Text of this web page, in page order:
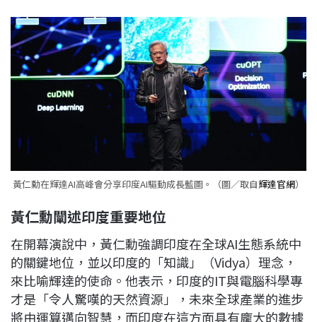
黃仁勳在輝達AI高峰會分享印度AI驅動成長藍圖。（圖／取自輝達官網）
黃仁勳闡述印度重要地位
在開幕演說中，黃仁勳強調印度在全球AI生態系統中
的關鍵地位，並以印度的「知識」（Vidya）理念，
來比喻輝達的使命。他表示，印度的IT與電腦科學專
才是「令人驚嘆的天然資源」，未來全球產業的進步
將由運算邁向智慧，而印度在這方面具有龐大的數據